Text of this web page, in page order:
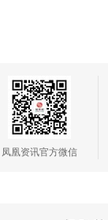
凤凰资讯官方微信